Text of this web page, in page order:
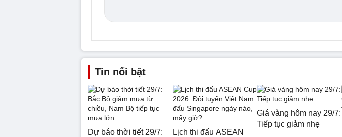
Tin nổi bật
Dự báo thời tiết 29/7:
Lịch thi đấu ASEAN
Giá vàng hôm nay 29/7:
Tiếp tục giảm nhẹ